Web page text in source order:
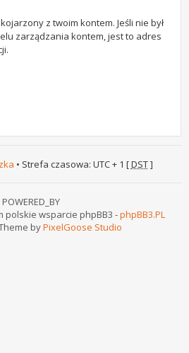
z twoim kontem. Jeśli nie był
zarządzania kontem, jest to adres
• Strefa czasowa: UTC + 1 [DST]
POWERED_BY
polskie wsparcie phpBB3 -phpBB3.PL
byPixelGoose Studio